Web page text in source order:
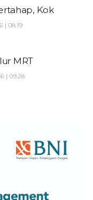
Kok
| 08:19
MRT
| 09:28